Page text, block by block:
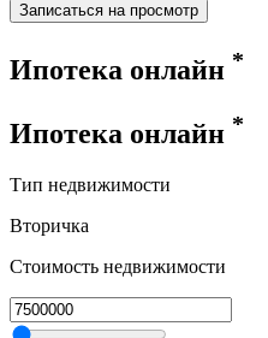
Записаться на просмотр
Ипотека онлайн *
Ипотека онлайн *
Тип недвижимости
Вторичка
Стоимость недвижимости